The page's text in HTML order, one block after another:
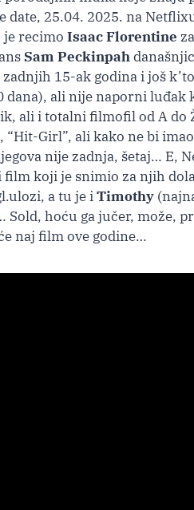
date, 25.04. 2025. na
je recimo Isaac Florentine
Sam Peckinpah
15-ak godina i još
dana), ali nije naporni luđak
ali i totalni filmofil od A do
Girl”, ali kako ne bi
nije zadnja, šetaj… E,
film koji je snimio za njih
a tu je iTimothy
hoću ga jučer, može,
naj film ove godine…